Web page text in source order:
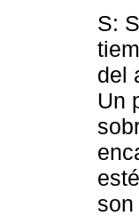
S:
del
Un